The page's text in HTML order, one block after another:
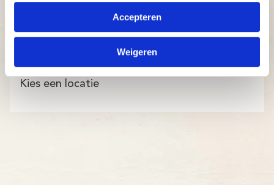
Accepteren
Weigeren
Kies een locatie